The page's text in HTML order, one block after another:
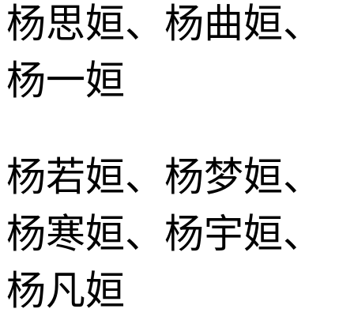
杨思姮、杨曲姮、
杨一姮
杨若姮、杨梦姮、
杨寒姮、杨宇姮、
杨凡姮